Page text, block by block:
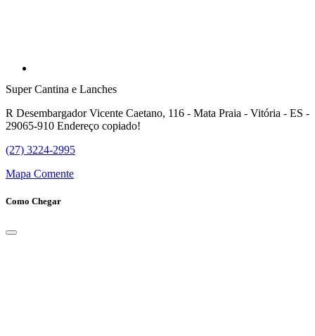
Super Cantina e Lanches
R Desembargador Vicente Caetano, 116 - Mata Praia - Vitória - ES -
29065-910 Endereço copiado!
(27) 3224-2995
Mapa Comente
Como Chegar